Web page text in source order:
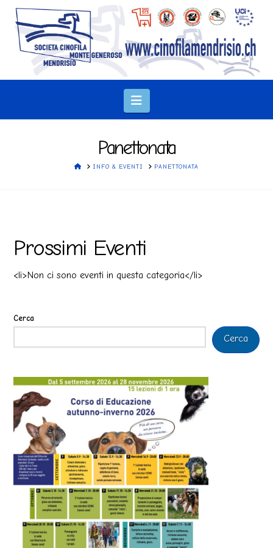
Navigation
Panettonata
HOMEINFO & EVENTI PANETTONATA
Prossimi Eventi
<li>Non ci sono eventi in questa categoria</li>
Cerca
Cerca